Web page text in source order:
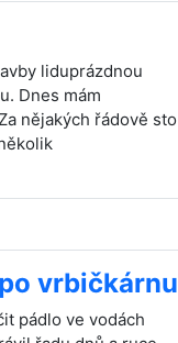
liduprázdnou
Dnes mám
nějakých řádově sto
vrbičkárnu
pádlo ve vodách